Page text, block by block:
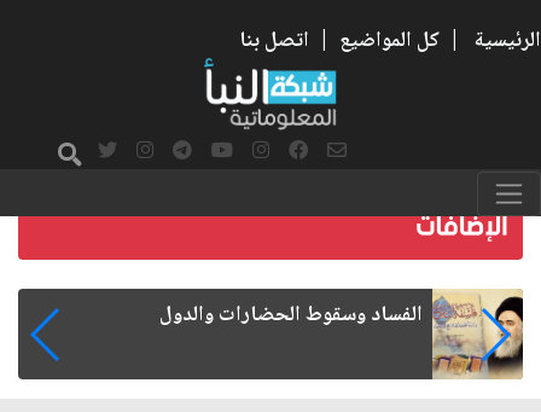
الرئيسية | كل المواضيع | اتصل بنا
رواتب الموظفين على صفيح ساخن